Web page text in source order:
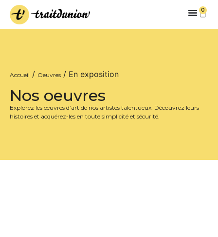
0
Accueil / Oeuvres / En exposition
Nos oeuvres
Explorez les œuvres d’art de nos artistes talentueux. Découvrez leurs
histoires et acquérez-les en toute simplicité et sécurité.